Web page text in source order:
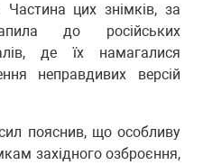
Частина цих знімків, за
до російських
де їх намагалися
неправдивих версій
пояснив, що особливу
західного озброєння,